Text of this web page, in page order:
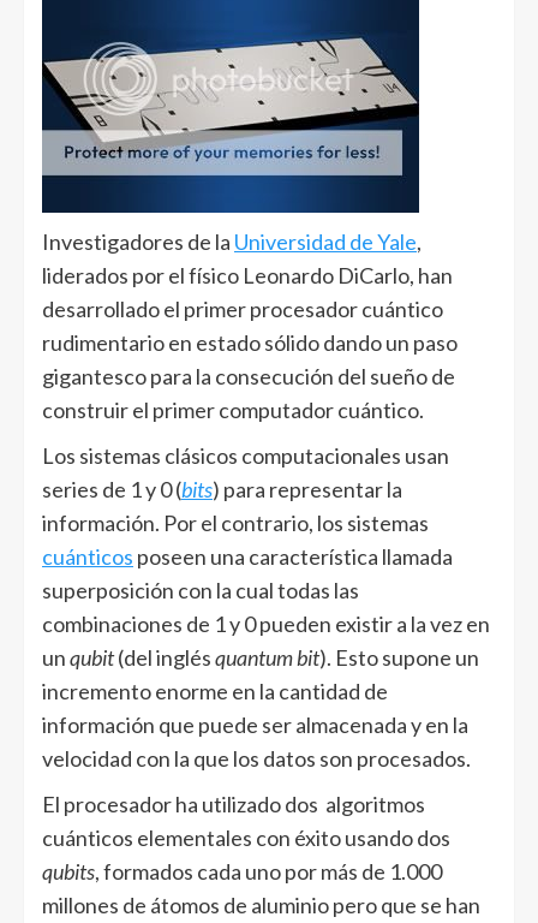
Investigadores de la Universidad de Yale,
liderados por el físico Leonardo DiCarlo, han
desarrollado el primer procesador cuántico
rudimentario en estado sólido dando un paso
gigantesco para la consecución del sueño de
construir el primer computador cuántico.
Los sistemas clásicos computacionales usan
series de 1 y 0 (bits) para representar la
información. Por el contrario, los sistemas
cuánticos poseen una característica llamada
superposición con la cual todas las
combinaciones de 1 y 0 pueden existir a la vez en
unqubit(del inglésquantum bit). Esto supone un
incremento enorme en la cantidad de
información que puede ser almacenada y en la
velocidad con la que los datos son procesados.
El procesador ha utilizado dos algoritmos
cuánticos elementales con éxito usando dos
qubits, formados cada uno por más de 1.000
millones de átomos de aluminio pero que se han